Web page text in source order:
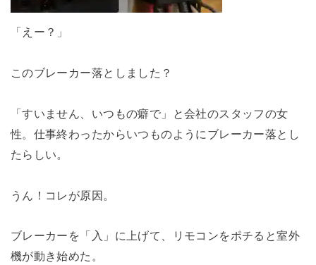
「えー？」
このブレーカー落としました？
「すいません、いつもの癖で」と会社のスタッフの女
性。仕事終わったからいつものようにブレーカー落とし
たらしい。
うん！コレが原因。
ブレーカーを「入」に上げて、リモコンをポチると室外
機が動き始めた。